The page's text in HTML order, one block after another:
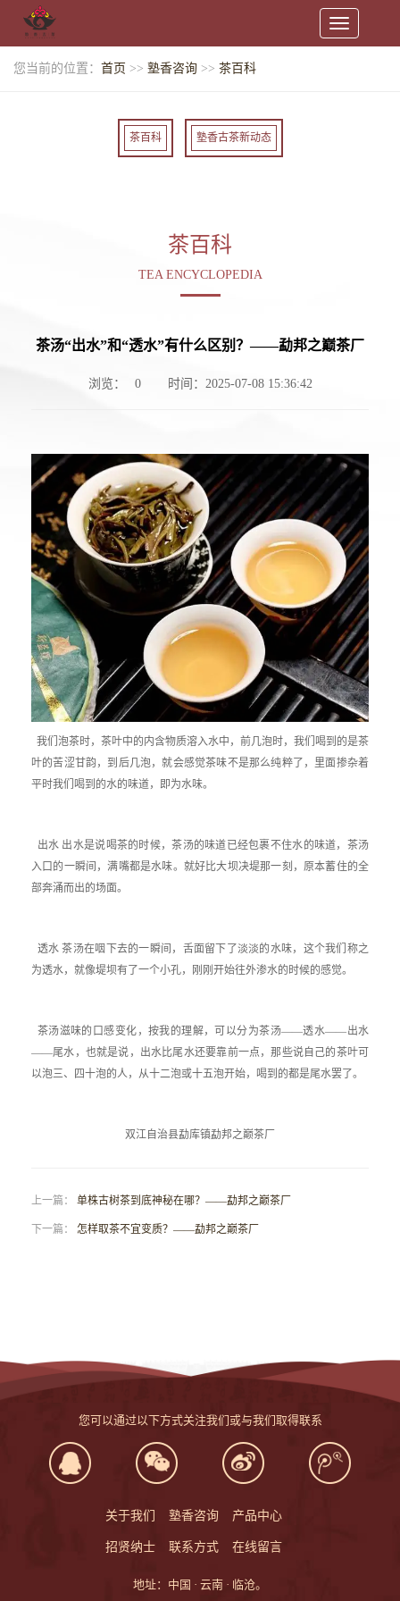
Toggle
navigation
您当前的位置： 首页 >> 塾香咨询 >> 茶百科
茶百科 塾香古茶新动态
茶百科
TEA ENCYCLOPEDIA
茶汤“出水”和“透水”有什么区别？——勐邦之巅茶厂
浏览： 0 时间：2025-07-08 15:36:42
我们泡茶时，茶叶中的内含物质溶入水中，前几泡时，我们喝到的是茶
叶的苦涩甘韵，到后几泡，就会感觉茶味不是那么纯粹了，里面掺杂着
平时我们喝到的水的味道，即为水味。
出水 出水是说喝茶的时候，茶汤的味道已经包裹不住水的味道，茶汤
入口的一瞬间，满嘴都是水味。就好比大坝决堤那一刻，原本蓄住的全
部奔涌而出的场面。
透水 茶汤在咽下去的一瞬间，舌面留下了淡淡的水味，这个我们称之
为透水，就像堤坝有了一个小孔，刚刚开始往外渗水的时候的感觉。
茶汤滋味的口感变化，按我的理解，可以分为茶汤——透水——出水
——尾水，也就是说，出水比尾水还要靠前一点，那些说自己的茶叶可
以泡三、四十泡的人，从十二泡或十五泡开始，喝到的都是尾水罢了。
双江自治县勐库镇勐邦之巅茶厂
上一篇： 单株古树茶到底神秘在哪？——勐邦之巅茶厂
下一篇： 怎样取茶不宜变质？——勐邦之巅茶厂
您可以通过以下方式关注我们或与我们取得联系
关于我们 塾香咨询 产品中心
招贤纳士 联系方式 在线留言
地址：中国 · 云南 · 临沧。